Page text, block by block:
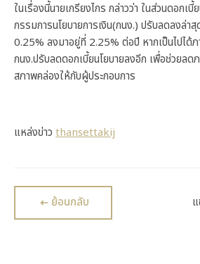
ในเรื่องนี้นายเกรียงไกร กล่าวว่า ในส่วนดอกเ
กรรมการนโยบายการเงิน(กนง.) ปรับลดลงล่
0.25% ลงมาอยู่ที่ 2.25% ต่อปี หากเป็นไปได้
กนง.ปรับลดดอกเบี้ยนโยบายลงอีก เพื่อช่วยลดภ
สภาพคล่องให้กับผู้ประกอบการ
แหล่งข่าว thansettakij
ย้อนกลับ